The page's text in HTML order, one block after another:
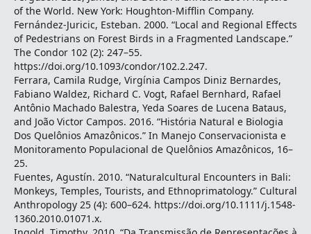
of the World. New York: Houghton-Mifflin Company.
Fernández-Juricic, Esteban. 2000. “Local and Regional Effects
of Pedestrians on Forest Birds in a Fragmented Landscape.”
The Condor 102 (2): 247–55.
https://doi.org/10.1093/condor/102.2.247.
Ferrara, Camila Rudge, Virgínia Campos Diniz Bernardes,
Fabiano Waldez, Richard C. Vogt, Rafael Bernhard, Rafael
Antônio Machado Balestra, Yeda Soares de Lucena Bataus,
and João Victor Campos. 2016. “História Natural e Biologia
Dos Quelônios Amazônicos.” In Manejo Conservacionista e
Monitoramento Populacional de Quelônios Amazônicos, 16–
25.
Fuentes, Agustín. 2010. “Naturalcultural Encounters in Bali:
Monkeys, Temples, Tourists, and Ethnoprimatology.” Cultural
Anthropology 25 (4): 600–624. https://doi.org/10.1111/j.1548-
1360.2010.01071.x.